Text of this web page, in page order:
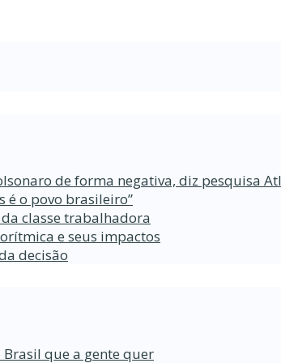
de forma negativa, diz pesquisa
é o povo brasileiro”
classe trabalhadora
e seus impactos
decisão
que a gente quer